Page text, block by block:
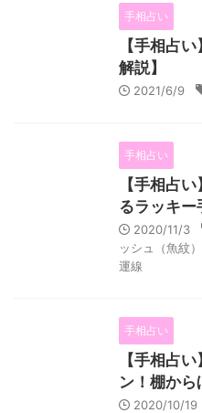
手相占い
【手相占
解説】
2021/6/9
手相占い
【手相占
るラッキー
2020/11/3
ッシュ（魚紋）
運線
手相占い
【手相占
ン！棚か
2020/10/19